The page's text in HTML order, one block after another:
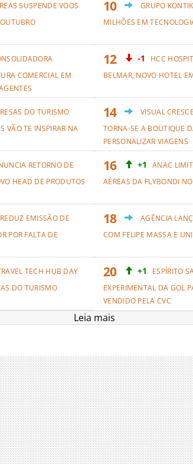
SUSPENDE VOOS
GRUPO
MILHÕES EM
COMERCIAL EM
-1
HCC
BELMAR, NOVO HOTEL
DO TURISMO
VÃO TE INSPIRAR NA
VISUAL
TORNA-SE A BOUTIQUE
PERSONALIZAR VIAGENS
RETORNO DE
HEAD DE PRODUTOS
+1
ANAC
AÉREAS DA FLYBONDI
EMISSÃO DE
POR FALTA DE
AGÊNCIA
COM FELIPE MASSA E
TECH HUB DAY
DO TURISMO
+1
ESPÍRITO
EXPERIMENTAL DA GOL
VENDIDO PELA CVC
Leia mais